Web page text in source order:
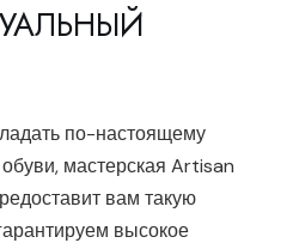
по-настоящему
мастерская Artisan
вам такую
высокое